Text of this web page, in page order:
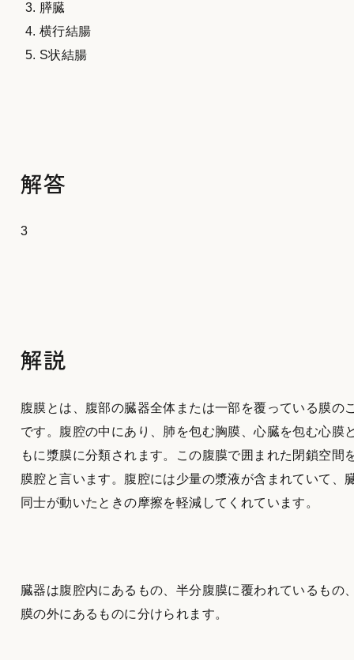
膵臓
横行結腸
S状結腸
解答
3
解説
腹膜とは、腹部の臓器全体または一部を覆っている膜の
です。腹腔の中にあり、肺を包む胸膜、心臓を包む心膜
もに漿膜に分類されます。この腹膜で囲まれた閉鎖空間
膜腔と言います。腹腔には少量の漿液が含まれていて、
同士が動いたときの摩擦を軽減してくれています。
臓器は腹腔内にあるもの、半分腹膜に覆われているもの
膜の外にあるものに分けられます。